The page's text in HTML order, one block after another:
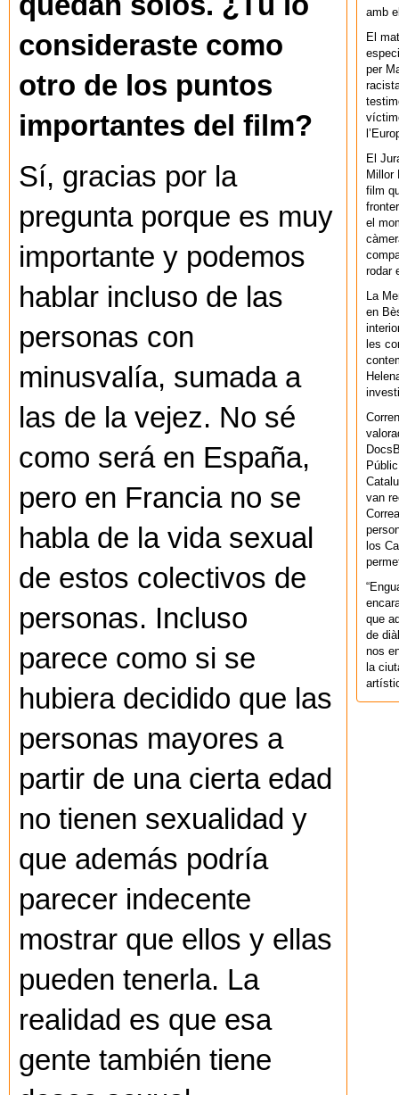
consideraste como
otro de los puntos
importantes del film?
Sí, gracias por la
pregunta porque es muy
importante y podemos
hablar incluso de las
personas con
minusvalía, sumada a
las de la vejez. No sé
como será en España,
pero en Francia no se
habla de la vida sexual
de estos colectivos de
personas. Incluso
parece como si se
hubiera decidido que las
personas mayores a
partir de una cierta edad
no tienen sexualidad y
que además podría
parecer indecente
mostrar que ellos y ellas
pueden tenerla. La
realidad es que esa
gente también tiene
amb
El
per
El
Millor
film
el
rodar
La
en
les
van
los
que
de
nos
la